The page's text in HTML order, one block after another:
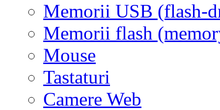
Memorii USB (flash-
Memorii flash
Mouse
Tastaturi
Camere Web